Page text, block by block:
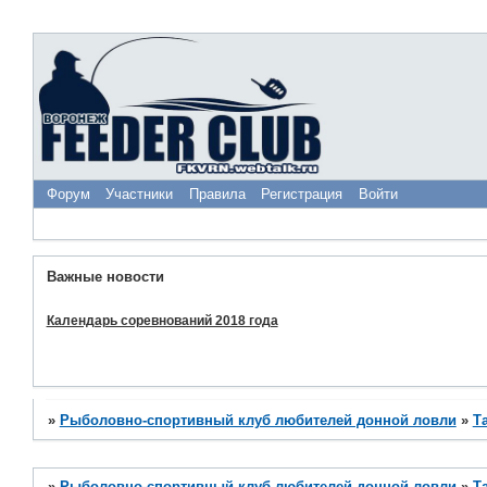
Форум Участники Правила Регистрация Войти
Важные новости
Календарь соревнований 2018 года
» Рыболовно-спортивный клуб любителей донной ловли »